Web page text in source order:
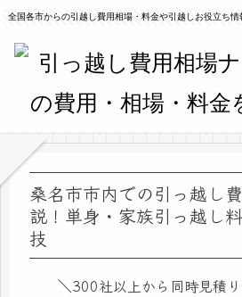
全国各市からの引越し費用相場・料金や引越しお役立ち情
桑名市市内での引っ越し
説！単身・家族引っ越し
技
＼300社以上から同時見積